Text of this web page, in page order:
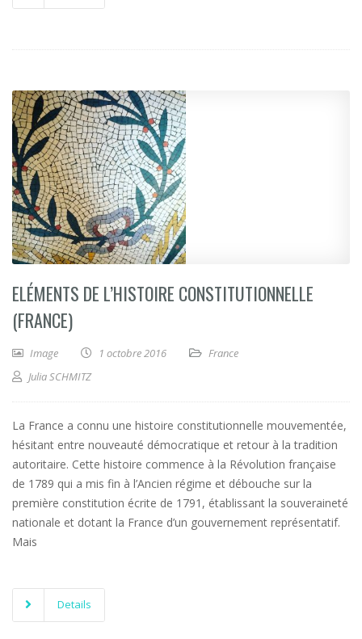
ELÉMENTS DE L’HISTOIRE CONSTITUTIONNELLE
(FRANCE)
Image 1 octobre 2016
France
Julia SCHMITZ
La France a connu une histoire constitutionnelle mouvementée,
hésitant entre nouveauté démocratique et retour à la tradition
autoritaire. Cette histoire commence à la Révolution française
de 1789 qui a mis fin à l’Ancien régime et débouche sur la
première constitution écrite de 1791, établissant la souveraineté
nationale et dotant la France d’un gouvernement représentatif.
Mais
Details